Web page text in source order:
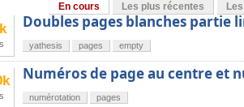
En cours Les plus récentes
Doubles pages blanches partie
yathesis pages empty
Numéros de page au centre et
numérotation pages